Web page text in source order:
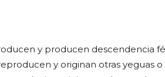
y producen descendencia
y originan otras yeguas